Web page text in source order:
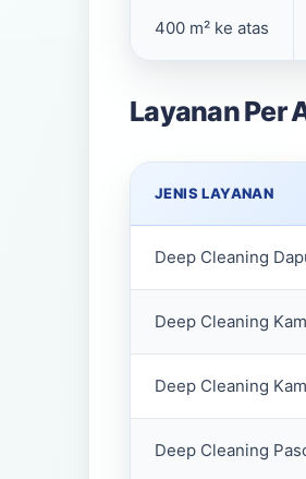
400 m² ke atas
Layanan Per
JENIS LAYANAN
Deep Cleaning
Deep Cleaning
Deep Cleaning
Deep Cleaning